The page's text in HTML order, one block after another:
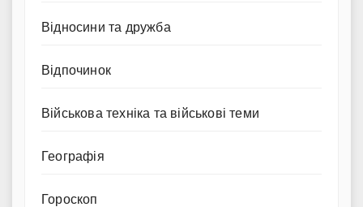
Відносини та дружба
Відпочинок
Військова техніка та військові теми
Географія
Гороскоп